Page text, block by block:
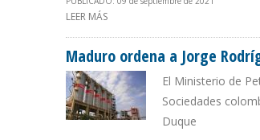
LEER MÁS
Maduro ordena a Jorge
El Ministerio de
Sociedades
Duque